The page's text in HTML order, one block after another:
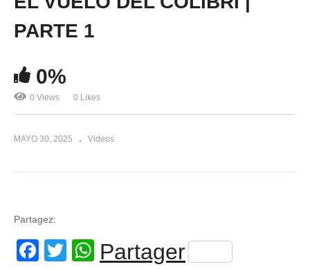
PARTE 1
0%
0 Views 0 Likes
MAYO 30, 2025 Videos
Partagez:
Facebook
TwitterWhatsApp
Partager